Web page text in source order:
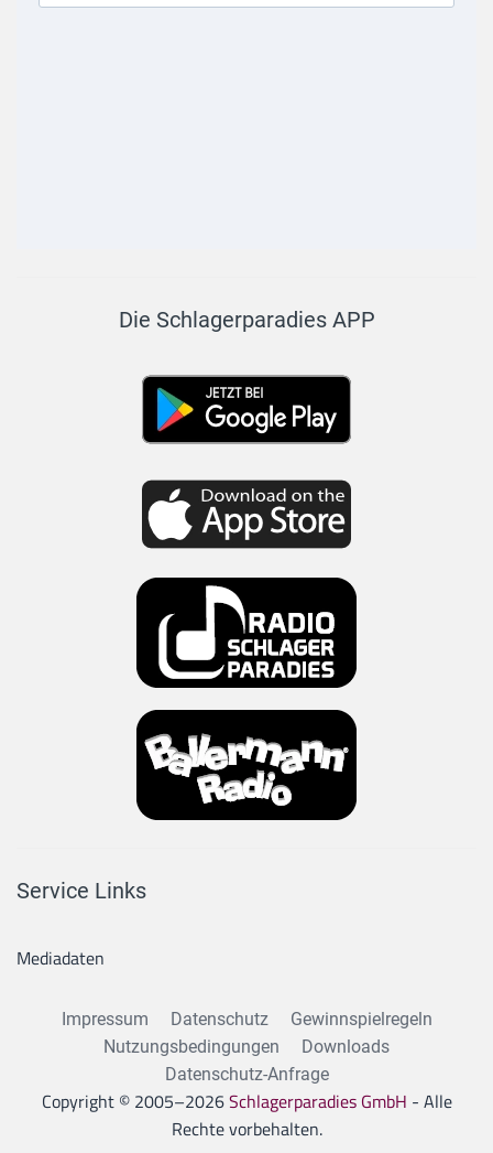
Die Schlagerparadies APP
Service Links
Mediadaten
Impressum Datenschutz
Gewinnspielregeln
Nutzungsbedingungen
Downloads
Datenschutz-Anfrage
Copyright © 2005–2026Schlagerparadies GmbH - Alle
Rechte vorbehalten.